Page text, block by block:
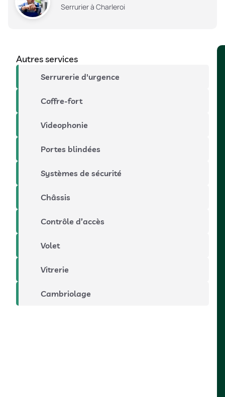
Serrurier à Charleroi
Autres services
Serrurerie d'urgence
Coffre-fort
Videophonie
Portes blindées
Systèmes de sécurité
Châssis
Contrôle d’accès
Volet
Vitrerie
Cambriolage